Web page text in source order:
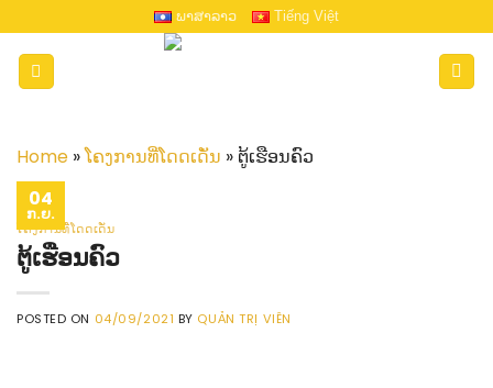
to
content
ພາສາລາວ Tiếng Việt
Home »ໂຄງການທີ່ໂດດເດັ່ນ » ຕູ້ເຮືອນຄົວ
04
ກ.ຍ.
ໂຄງການທີ່ໂດດເດັ່ນ
ຕູ້ເຮືອນຄົວ
POSTED ON 04/09/2021 BY QUẢN TRỊ VIÊN